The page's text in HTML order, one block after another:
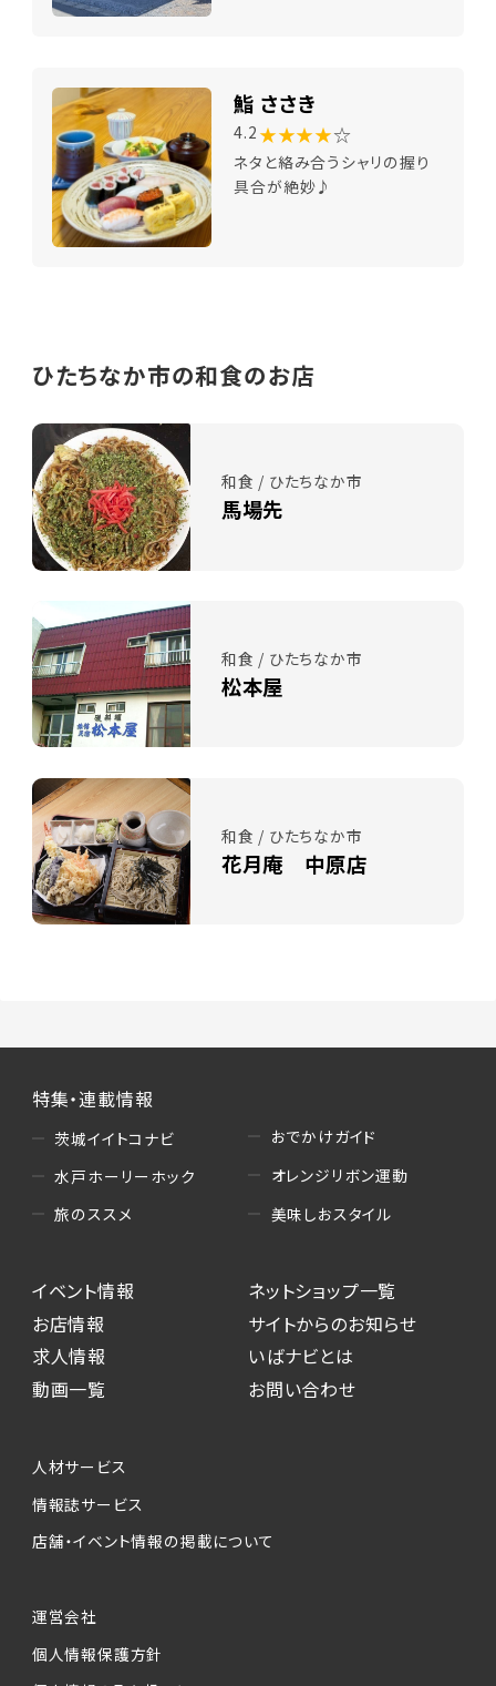
鮨 ささき
4.2 ★★★★☆
ネタと絡み合うシャリの握り
具合が絶妙♪
ひたちなか市の和食のお店
和食 / ひたちなか市
馬場先
和食 / ひたちなか市
松本屋
和食 / ひたちなか市
花月庵 中原店
特集・連載情報
茨城イイトコナビ
水戸ホーリーホック
旅のススメ
おでかけガイド
オレンジリボン運動
美味しおスタイル
イベント情報
お店情報
求人情報
動画一覧
ネットショップ一覧
サイトからのお知らせ
いばナビとは
お問い合わせ
人材サービス
情報誌サービス
店舗・イベント情報の掲載について
運営会社
個人情報保護方針